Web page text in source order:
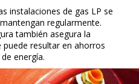
instalaciones de gas LP se
regularmente.
también asegura la
resultar en ahorros
energía.